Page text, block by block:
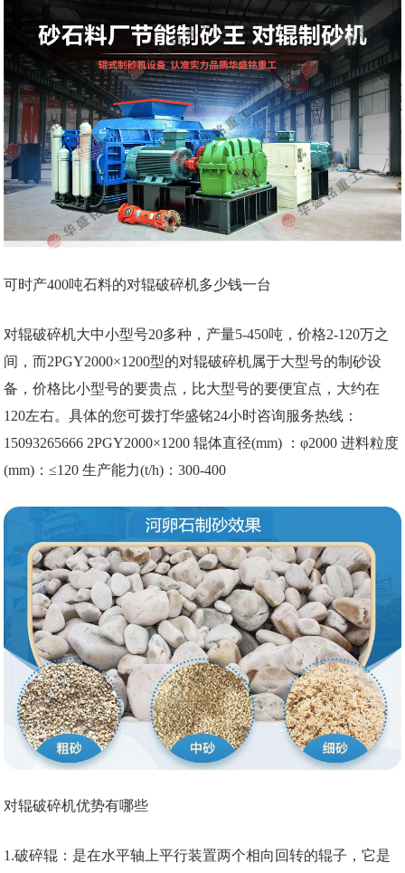
可时产400吨石料的对辊破碎机多少钱一台
对辊破碎机大中小型号20多种，产量5-450吨，价格2-120万之
间，而2PGY2000×1200型的对辊破碎机属于大型号的制砂设
备，价格比小型号的要贵点，比大型号的要便宜点，大约在
120左右。具体的您可拨打华盛铭24小时咨询服务热线：
15093265666 2PGY2000×1200 辊体直径(mm) ：φ2000 进料粒度
(mm)：≤120 生产能力(t/h)：300-400
对辊破碎机优势有哪些
1.破碎辊：是在水平轴上平行装置两个相向回转的辊子，它是